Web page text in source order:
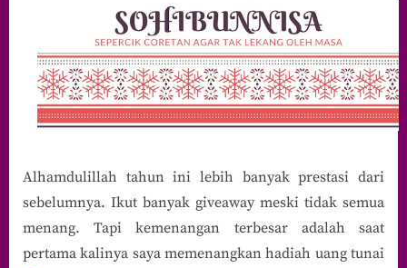
Alhamdulillah tahun ini lebih banyak prestasi dari
sebelumnya. Ikut banyak giveaway meski tidak semua
menang. Tapi kemenangan terbesar adalah saat
pertama kalinya saya memenangkan hadiah uang tunai